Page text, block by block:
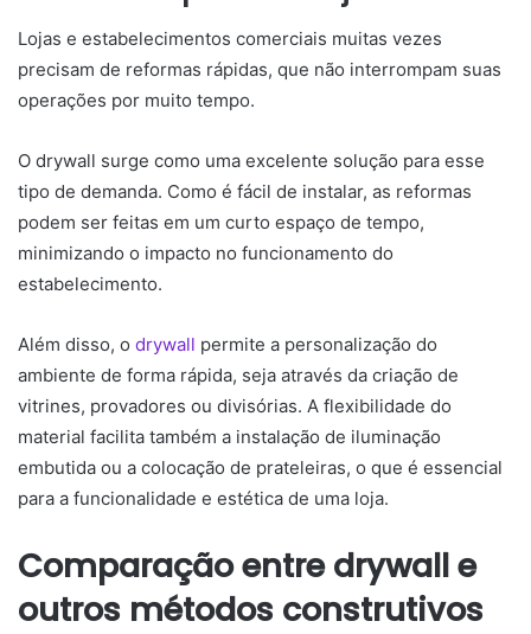
Lojas e estabelecimentos comerciais muitas vezes
precisam de reformas rápidas, que não interrompam suas
operações por muito tempo.
O drywall surge como uma excelente solução para esse
tipo de demanda. Como é fácil de instalar, as reformas
podem ser feitas em um curto espaço de tempo,
minimizando o impacto no funcionamento do
estabelecimento.
Além disso, o drywall permite a personalização do
ambiente de forma rápida, seja através da criação de
vitrines, provadores ou divisórias. A flexibilidade do
material facilita também a instalação de iluminação
embutida ou a colocação de prateleiras, o que é essencial
para a funcionalidade e estética de uma loja.
Comparação entre drywall e
outros métodos construtivos